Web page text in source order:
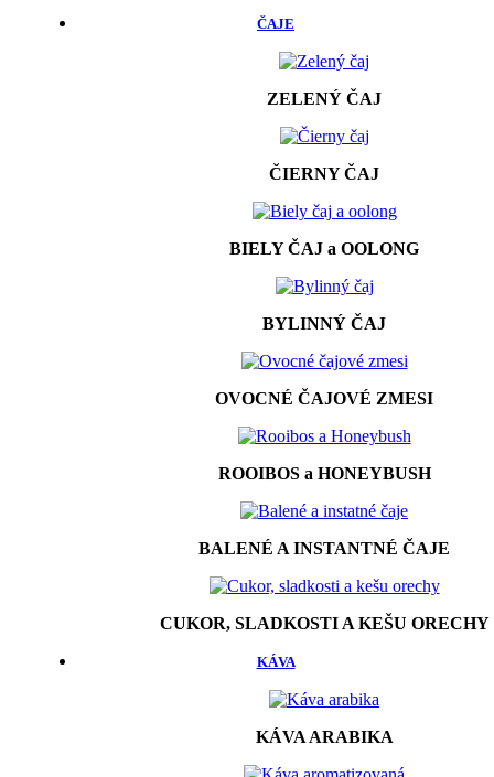
ČAJE
ZELENÝ ČAJ
ČIERNY ČAJ
BIELY ČAJ a OOLONG
BYLINNÝ ČAJ
OVOCNÉ ČAJOVÉ ZMESI
ROOIBOS a HONEYBUSH
BALENÉ A INSTANTNÉ ČAJE
CUKOR, SLADKOSTI A KEŠU ORECHY
KÁVA
KÁVA ARABIKA